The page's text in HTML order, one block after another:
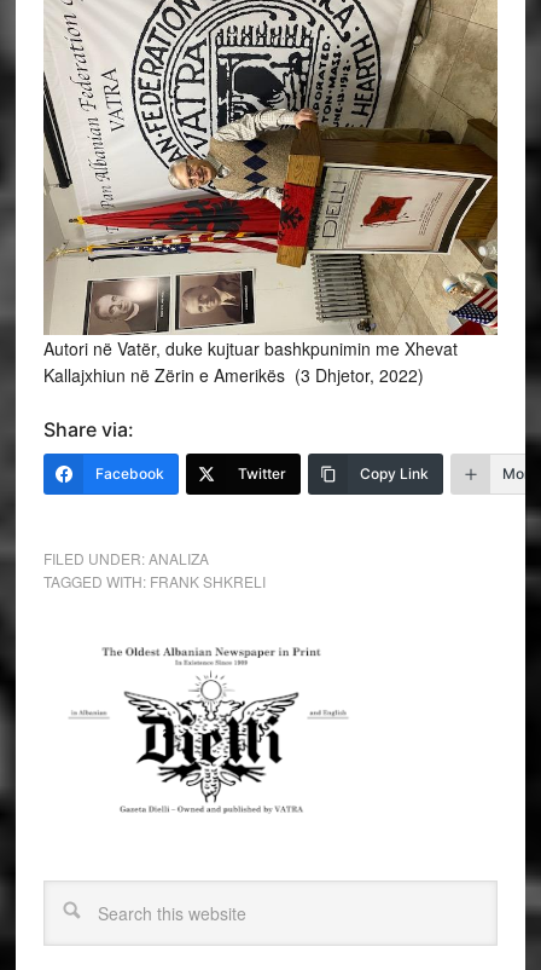
Autori në Vatër, duke kujtuar bashkpunimin me Xhevat
Kallajxhiun në Zërin e Amerikës (3 Dhjetor, 2022)
Share via:
Facebook Twitter Copy Link More
FILED UNDER:ANALIZA
TAGGED WITH: FRANK SHKRELI